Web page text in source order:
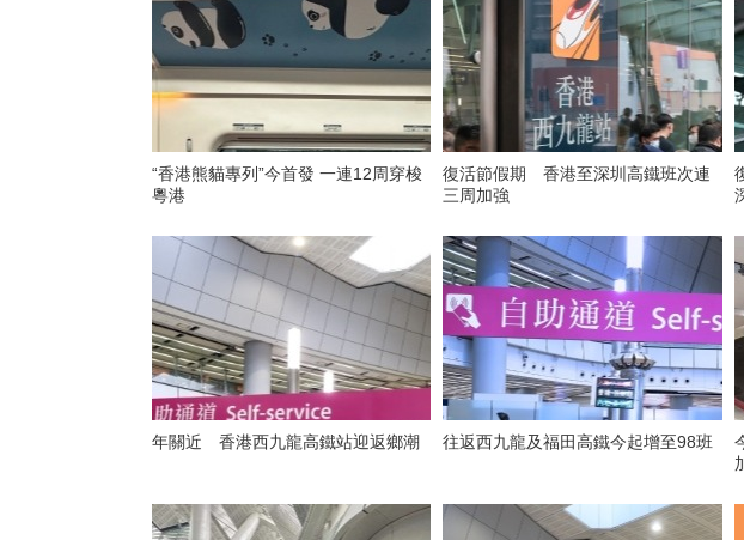
“香港熊貓專列”今首發 一連12周穿梭
粵港
復活節假期 香港至深圳高鐵班次連
三周加強
年關近 香港西九龍高鐵站迎返鄉潮 往返西九龍及福田高鐵今起增至98班